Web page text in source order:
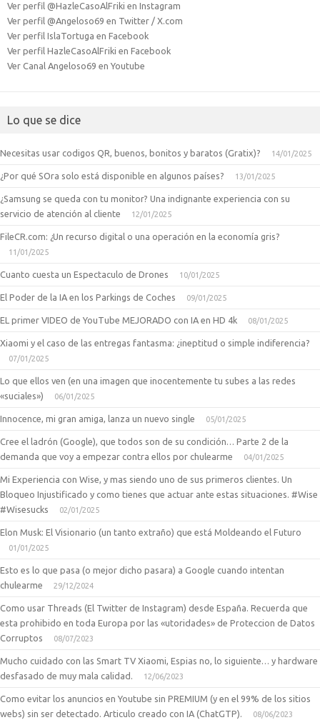
Ver perfil @HazleCasoAlFriki en Instagram
Ver perfil @Angeloso69 en Twitter / X.com
Ver perfil IslaTortuga en Facebook
Ver perfil HazleCasoAlFriki en Facebook
Ver Canal Angeloso69 en Youtube
Lo que se dice
Necesitas usar codigos QR, buenos, bonitos y baratos (Gratix)? 14/01/2025
¿Por qué SOra solo está disponible en algunos países? 13/01/2025
¿Samsung se queda con tu monitor? Una indignante experiencia con su
servicio de atención al cliente
12/01/2025
FileCR.com: ¿Un recurso digital o una operación en la economía gris?
11/01/2025
Cuanto cuesta un Espectaculo de Drones 10/01/2025
El Poder de la IA en los Parkings de Coches 09/01/2025
EL primer VIDEO de YouTube MEJORADO con IA en HD 4k 08/01/2025
Xiaomi y el caso de las entregas fantasma: ¿ineptitud o simple indiferencia?
07/01/2025
Lo que ellos ven (en una imagen que inocentemente tu subes a las redes
«suciales»)
06/01/2025
Innocence, mi gran amiga, lanza un nuevo single 05/01/2025
Cree el ladrón (Google), que todos son de su condición… Parte 2 de la
demanda que voy a empezar contra ellos por chulearme
04/01/2025
Mi Experiencia con Wise, y mas siendo uno de sus primeros clientes. Un
Bloqueo Injustificado y como tienes que actuar ante estas situaciones. #Wise
#Wisesucks
02/01/2025
Elon Musk: El Visionario (un tanto extraño) que está Moldeando el Futuro
01/01/2025
Esto es lo que pasa (o mejor dicho pasara) a Google cuando intentan
chulearme
29/12/2024
Como usar Threads (El Twitter de Instagram) desde España. Recuerda que
esta prohibido en toda Europa por las «utoridades» de Proteccion de Datos
Corruptos
08/07/2023
Mucho cuidado con las Smart TV Xiaomi, Espias no, lo siguiente… y hardware
desfasado de muy mala calidad.
12/06/2023
Como evitar los anuncios en Youtube sin PREMIUM (y en el 99% de los sitios
webs) sin ser detectado. Articulo creado con IA (ChatGTP).
08/06/2023